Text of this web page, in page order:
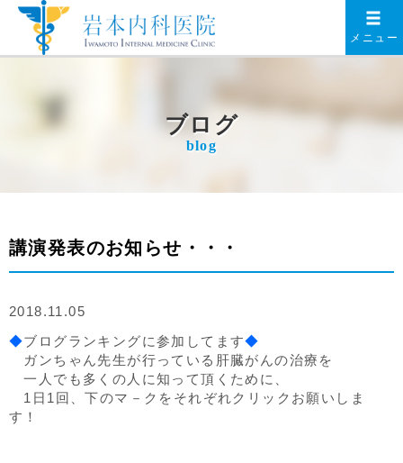
メニュー
ブログ
blog
講演発表のお知らせ・・・
2018.11.05
◆ブログランキングに参加してます◆
ガンちゃん先生が行っている肝臓がんの治療を
一人でも多くの人に知って頂くために、
1日1回、下のマ－クをそれぞれクリックお願いしま
す！